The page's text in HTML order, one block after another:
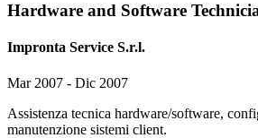
Hardware and Software
Impronta Service S.r.l.
Mar 2007 - Dic 2007
Assistenza tecnica hardware/software,
manutenzione sistemi client.